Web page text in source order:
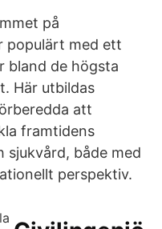
på
populärt med ett
bland de högsta
Här utbildas
att
framtidens
sjukvård, både med
perspektiv.